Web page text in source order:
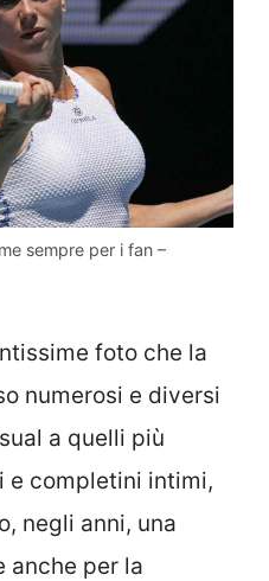
sempre per i fan –
foto che la
numerosi e diversi
a quelli più
e completini intimi,
negli anni, una
anche per la